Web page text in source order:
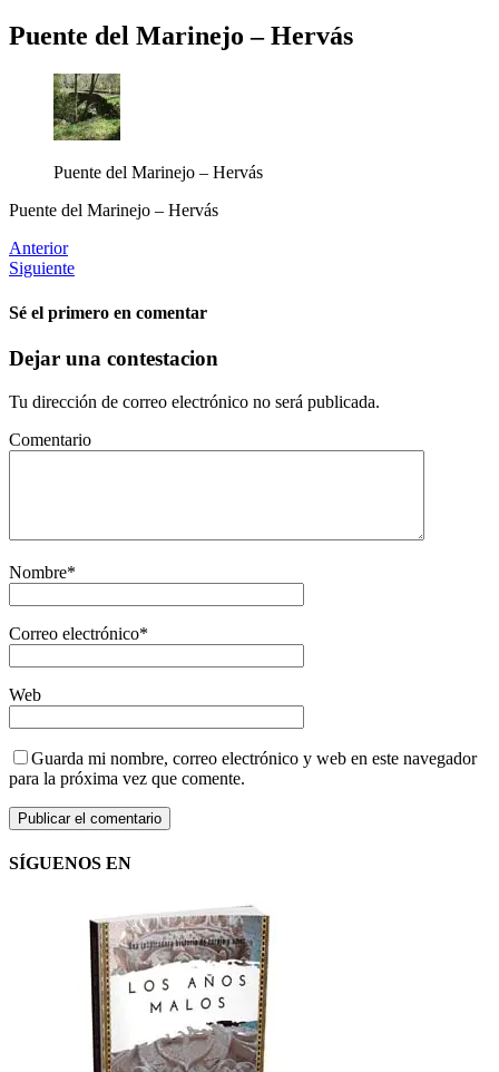
Puente del Marinejo – Hervás
Puente del Marinejo – Hervás
Puente del Marinejo – Hervás
Anterior
Siguiente
Sé el primero en comentar
Dejar una contestacion
Tu dirección de correo electrónico no será publicada.
Comentario
Nombre*
Correo electrónico*
Web
Guarda mi nombre, correo electrónico y web en este navegador
para la próxima vez que comente.
SÍGUENOS EN